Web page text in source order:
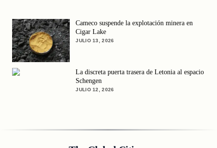
Cameco suspende la explotación minera en
Cigar Lake
JULIO 13, 2026
La discreta puerta trasera de Letonia al espacio
Schengen
JULIO 12, 2026